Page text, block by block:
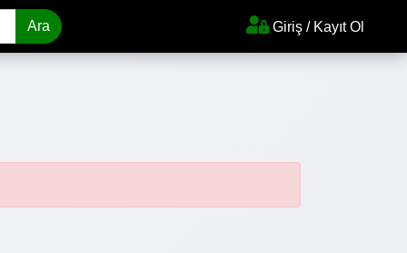
Ara Giriş / Kayıt Ol